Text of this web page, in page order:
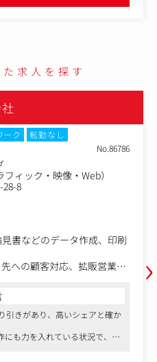
求人を探す
ーク
転勤なし
No.86786
ィック・映像・Web）
8
書などのデータ作成、印刷
への顧客対応、拡販営業、
ントロールする業務です。
らの信頼となり受注に直結
ションです。
引きがあり、高いシェアと確か
も力を入れている状況で、映
›